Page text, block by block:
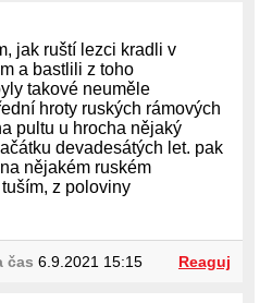
jak ruští lezci kradli v
a bastlili z toho
takové neuměle
hroty ruských rámových
pultu u hrocha nějaký
devadesátých let. pak
nějakém ruském
z poloviny
čas 6.9.2021 15:15 Reaguj